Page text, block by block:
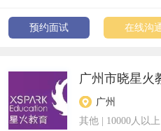
预约面试 在线沟
广州市晓星火
广州
其他 | 10000人以上